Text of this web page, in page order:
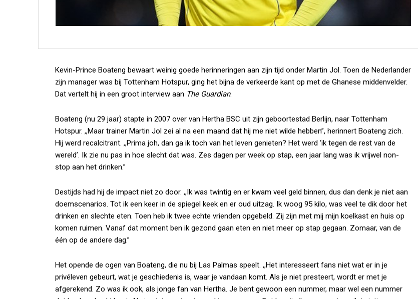
Kevin-Prince Boateng bewaart weinig goede herinneringen aan zijn tijd onder Martin Jol. Toen de Nederlander
zijn manager was bij Tottenham Hotspur, ging het bijna de verkeerde kant op met de Ghanese middenvelder.
Dat vertelt hij in een groot interview aan The Guardian.
Boateng (nu 29 jaar) stapte in 2007 over van Hertha BSC uit zijn geboortestad Berlijn, naar Tottenham
Hotspur. ,,Maar trainer Martin Jol zei al na een maand dat hij me niet wilde hebben”, herinnert Boateng zich.
Hij werd recalcitrant. ,,Prima joh, dan ga ik toch van het leven genieten? Het werd ‘ik tegen de rest van de
wereld’. Ik zie nu pas in hoe slecht dat was. Zes dagen per week op stap, een jaar lang was ik vrijwel non-
stop aan het drinken.”
Destijds had hij de impact niet zo door. ,,Ik was twintig en er kwam veel geld binnen, dus dan denk je niet aan
doemscenarios. Tot ik een keer in de spiegel keek en er oud uitzag. Ik woog 95 kilo, was veel te dik door het
drinken en slechte eten. Toen heb ik twee echte vrienden opgebeld. Zij zijn met mij mijn koelkast en huis op
komen ruimen. Vanaf dat moment ben ik gezond gaan eten en niet meer op stap gegaan. Zomaar, van de
één op de andere dag.”
Het opende de ogen van Boateng, die nu bij Las Palmas speelt. ,,Het interesseert fans niet wat er in je
privéleven gebeurt, wat je geschiedenis is, waar je vandaan komt. Als je niet presteert, wordt er met je
afgerekend. Zo was ik ook, als jonge fan van Hertha. Je bent gewoon een nummer, maar wel een nummer